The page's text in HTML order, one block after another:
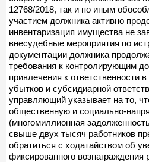
12768/2018, так и по иным
участием должника активно
инвентаризация имущества не
внесудебные мероприятия по
документации должника
требования к контролирующим
привлечения к ответственности
убытков и субсидиарной
управляющий указывает на то,
общественную и социально-
(многомиллионная
свыше двух тысяч работников
обратиться с ходатайством об
фиксированного вознаграждения